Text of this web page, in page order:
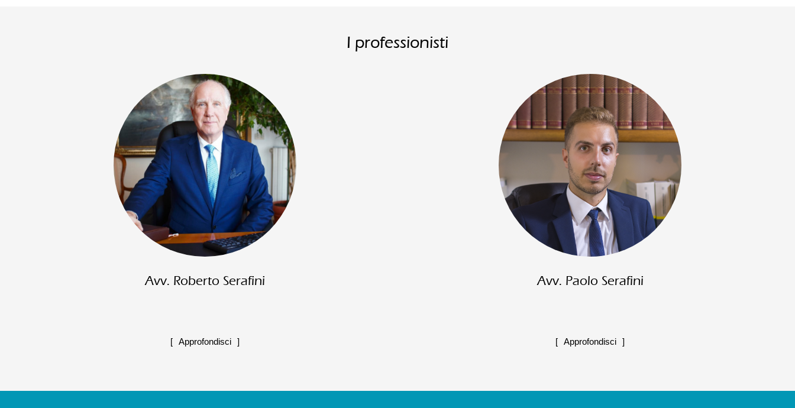
I professionisti
Avv. Roberto Serafini
Approfondisci
Avv. Paolo Serafini
Approfondisci